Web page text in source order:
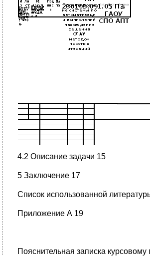
4.2 Описание задачи 15
5 Заключение 17
Список использованной
Приложение А 19
Пояснительная записка